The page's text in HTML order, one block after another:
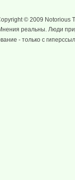
© 2009 Notorious
реальны. Люди
- только с